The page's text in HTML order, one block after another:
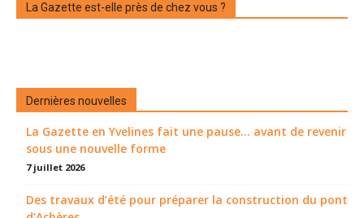
La Gazette est-elle près de chez vous ?
Dernières nouvelles
La Gazette en Yvelines fait une pause... avant de revenir
sous une nouvelle forme
7 juillet 2026
Des travaux d’été pour préparer la construction du pont